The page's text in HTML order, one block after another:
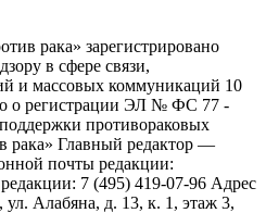
рака» зарегистрировано
в сфере связи,
и массовых коммуникаций 10
о регистрации ЭЛ № ФС 77 -
противораковых
рака» Главный редактор —
почты редакции:
7 (495) 419-07-96 Адрес
Алабяна, д. 13, к. 1, этаж 3,